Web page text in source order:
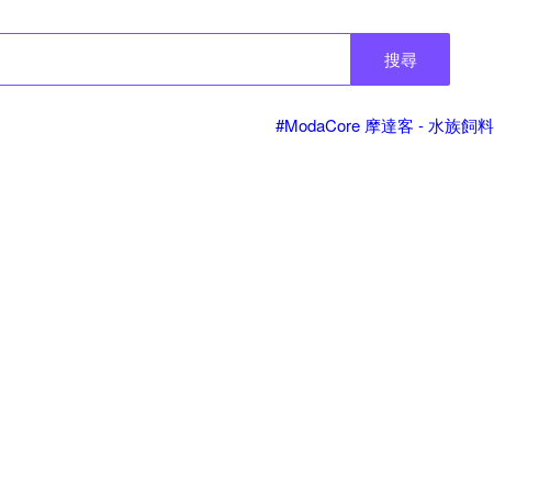
搜尋
#ModaCore 摩達客 - 水族飼料